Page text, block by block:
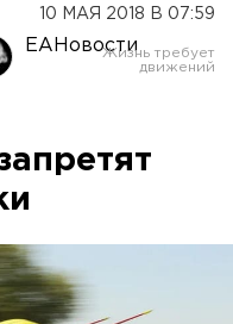
10 МАЯ 2018 В 07:59
ЕАНовости